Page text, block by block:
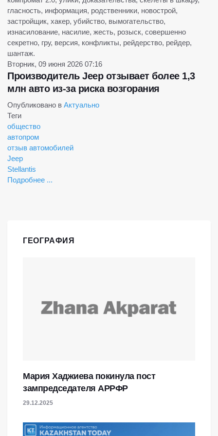
гласность, информация, родственники, новострой,
застройщик, хакер, убийство, вымогательство,
изнасилование, насилие, жесть, розыск, совершенно
секретно, гру, версия, конфликты, рейдерство, рейдер,
шантаж.
Вторник, 09 июня 2026 07:16
Производитель Jeep отзывает более 1,3
млн авто из-за риска возгорания
Опубликовано в Актуально
Теги
общество
автопром
отзыв автомобилей
Jeep
Stellantis
Подробнее ...
ГЕОГРАФИЯ
Мария Хаджиева покинула пост
зампредседателя АРРФР
29.12.2025